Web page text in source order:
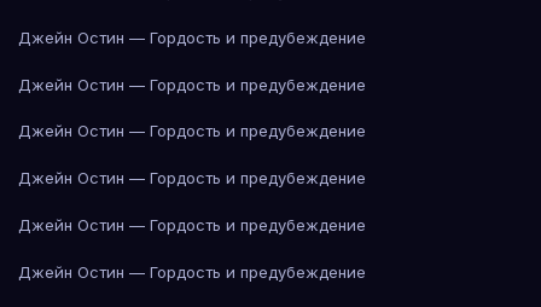
Джейн Остин — Гордость и предубеждение
Джейн Остин — Гордость и предубеждение
Джейн Остин — Гордость и предубеждение
Джейн Остин — Гордость и предубеждение
Джейн Остин — Гордость и предубеждение
Джейн Остин — Гордость и предубеждение